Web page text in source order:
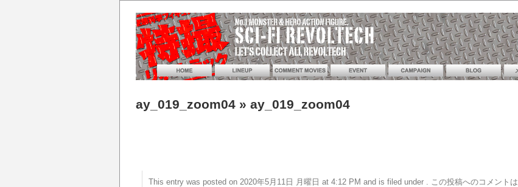
ay_019_zoom04 » ay_019_zoom04
This entry was posted on 2020年5月11日 月曜日 at 4:12 PM and is filed under . この投稿へのコメントは